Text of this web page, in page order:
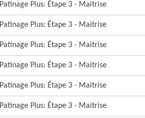
Patinage Plus: Étape 3 - Maitrise
Patinage Plus: Étape 3 - Maitrise
Patinage Plus: Étape 3 - Maitrise
Patinage Plus: Étape 3 - Maitrise
Patinage Plus: Étape 3 - Maitrise
Patinage Plus: Étape 3 - Maitrise